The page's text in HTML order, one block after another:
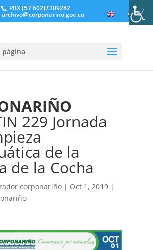
PBX (57 602)7309282
archivo@corponarino.gov.co
página
229 Jornada
de la
de la Cocha
corponariño| Oct 1, 2019|
ES